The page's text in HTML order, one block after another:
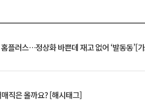
플러스…정상화 바쁜데 재고 없어 ‘발동동’[
직은 올까요? [해시태그]